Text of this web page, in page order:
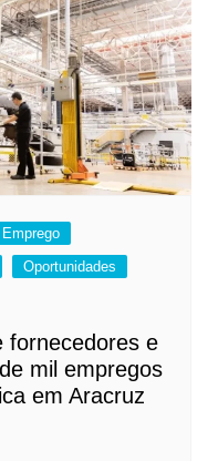
Emprego
Oportunidades
fornecedores e
mil empregos
em Aracruz